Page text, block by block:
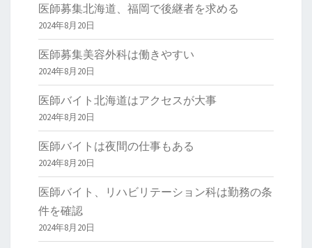
医師募集北海道、福岡で後継者を求める
2024年8月20日
医師募集美容外科は働きやすい
2024年8月20日
医師バイト北海道はアクセスが大事
2024年8月20日
医師バイトは夜間の仕事もある
2024年8月20日
医師バイト、リハビリテーション科は勤務の条
件を確認
2024年8月20日